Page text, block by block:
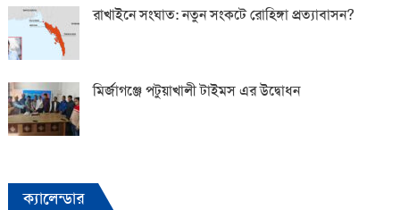
রাখাইনে সংঘাত: নতুন সংকটে রোহিঙ্গা প্রত্যাবাসন?
মির্জাগঞ্জে পটুয়াখালী টাইমস এর উদ্বোধন
ক্যালেন্ডার